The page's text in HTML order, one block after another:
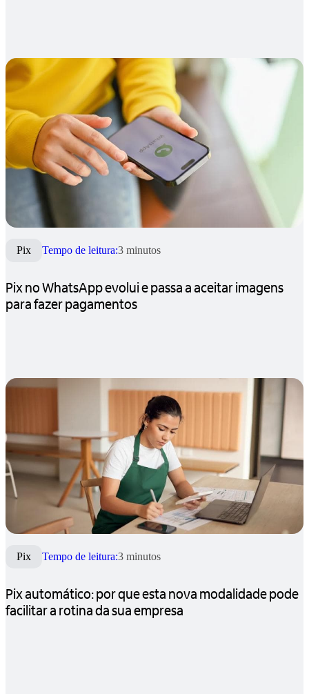
Pix Tempo de leitura:3 minutos
Pix no WhatsApp evolui e passa a aceitar imagens
para fazer pagamentos
Pix Tempo de leitura:3 minutos
Pix automático: por que esta nova modalidade pode
facilitar a rotina da sua empresa